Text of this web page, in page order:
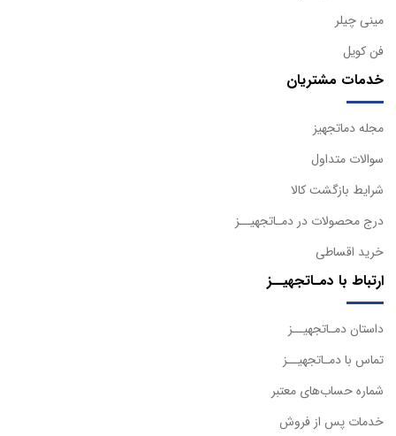
مینی چیلر
فن کویل
خدمات مشتریان
مجله دماتجهیز
سوالات متداول
شرایط بازگشت کالا
درج محصولات در دمـاتجهیــز
خرید اقساطی
ارتباط با دمـاتجهیــز
داستان دمـاتجهیــز
تماس با دمـاتجهیــز
شماره حساب‌های معتبر
خدمات پس از فروش